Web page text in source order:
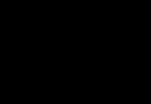
изображения. Работой